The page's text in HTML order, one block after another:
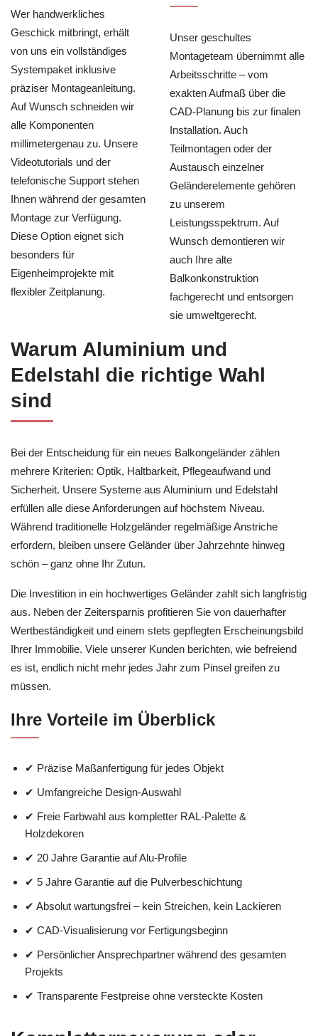
Wer handwerkliches
Geschick mitbringt, erhält
von uns ein vollständiges
Systempaket inklusive
präziser Montageanleitung.
Auf Wunsch schneiden wir
alle Komponenten
millimetergenau zu. Unsere
Videotutorials und der
telefonische Support stehen
Ihnen während der gesamten
Montage zur Verfügung.
Diese Option eignet sich
besonders für
Eigenheimprojekte mit
flexibler Zeitplanung.
Unser geschultes
Montageteam übernimmt alle
Arbeitsschritte – vom
exakten Aufmaß über die
CAD-Planung bis zur finalen
Installation. Auch
Teilmontagen oder der
Austausch einzelner
Geländerelemente gehören
zu unserem
Leistungsspektrum. Auf
Wunsch demontieren wir
auch Ihre alte
Balkonkonstruktion
fachgerecht und entsorgen
sie umweltgerecht.
Warum Aluminium und
Edelstahl die richtige Wahl
sind
Bei der Entscheidung für ein neues Balkongeländer zählen
mehrere Kriterien: Optik, Haltbarkeit, Pflegeaufwand und
Sicherheit. Unsere Systeme aus Aluminium und Edelstahl
erfüllen alle diese Anforderungen auf höchstem Niveau.
Während traditionelle Holzgeländer regelmäßige Anstriche
erfordern, bleiben unsere Geländer über Jahrzehnte hinweg
schön – ganz ohne Ihr Zutun.
Die Investition in ein hochwertiges Geländer zahlt sich langfristig
aus. Neben der Zeitersparnis profitieren Sie von dauerhafter
Wertbeständigkeit und einem stets gepflegten Erscheinungsbild
Ihrer Immobilie. Viele unserer Kunden berichten, wie befreiend
es ist, endlich nicht mehr jedes Jahr zum Pinsel greifen zu
müssen.
Ihre Vorteile im Überblick
✔ Präzise Maßanfertigung für jedes Objekt
✔ Umfangreiche Design-Auswahl
✔ Freie Farbwahl aus kompletter RAL-Palette &
Holzdekoren
✔ 20 Jahre Garantie auf Alu-Profile
✔ 5 Jahre Garantie auf die Pulverbeschichtung
✔ Absolut wartungsfrei – kein Streichen, kein Lackieren
✔ CAD-Visualisierung vor Fertigungsbeginn
✔ Persönlicher Ansprechpartner während des gesamten
Projekts
✔ Transparente Festpreise ohne versteckte Kosten